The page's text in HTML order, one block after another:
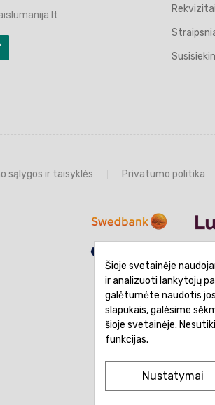
Rekvizitai
sąlygos ir taisyklės Privatumo politika
Šioje svetainėje
ir analizuoti lankytojų
galėtumėte naudotis
slapukais, galėsime
šioje svetainėje.
funkcijas.
Nustatymai